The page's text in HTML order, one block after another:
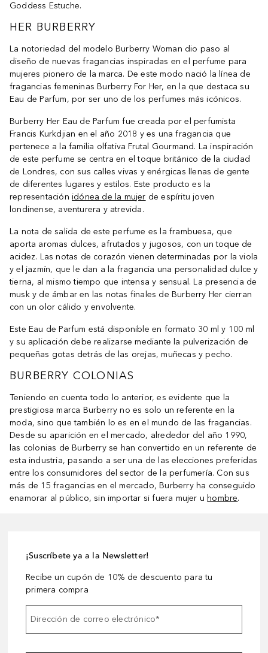
Goddess Estuche.
HER BURBERRY
La notoriedad del modelo Burberry Woman dio paso al
diseño de nuevas fragancias inspiradas en el perfume para
mujeres pionero de la marca. De este modo nació la línea de
fragancias femeninas Burberry For Her, en la que destaca su
Eau de Parfum, por ser uno de los perfumes más icónicos.
Burberry Her Eau de Parfum fue creada por el perfumista
Francis Kurkdjian en el año 2018 y es una fragancia que
pertenece a la familia olfativa Frutal Gourmand. La inspiración
de este perfume se centra en el toque británico de la ciudad
de Londres, con sus calles vivas y enérgicas llenas de gente
de diferentes lugares y estilos. Este producto es la
representación idónea de la mujer de espíritu joven
londinense, aventurera y atrevida.
La nota de salida de este perfume es la frambuesa, que
aporta aromas dulces, afrutados y jugosos, con un toque de
acidez. Las notas de corazón vienen determinadas por la viola
y el jazmín, que le dan a la fragancia una personalidad dulce y
tierna, al mismo tiempo que intensa y sensual. La presencia de
musk y de ámbar en las notas finales de Burberry Her cierran
con un olor cálido y envolvente.
Este Eau de Parfum está disponible en formato 30 ml y 100 ml
y su aplicación debe realizarse mediante la pulverización de
pequeñas gotas detrás de las orejas, muñecas y pecho.
BURBERRY COLONIAS
Teniendo en cuenta todo lo anterior, es evidente que la
prestigiosa marca Burberry no es solo un referente en la
moda, sino que también lo es en el mundo de las fragancias.
Desde su aparición en el mercado, alrededor del año 1990,
las colonias de Burberry se han convertido en un referente de
esta industria, pasando a ser una de las elecciones preferidas
entre los consumidores del sector de la perfumería. Con sus
más de 15 fragancias en el mercado, Burberry ha conseguido
enamorar al público, sin importar si fuera mujer u hombre.
¡Suscríbete ya a la Newsletter!
Recibe un cupón de 10% de descuento para tu
primera compra
Dirección de correo electrónico*